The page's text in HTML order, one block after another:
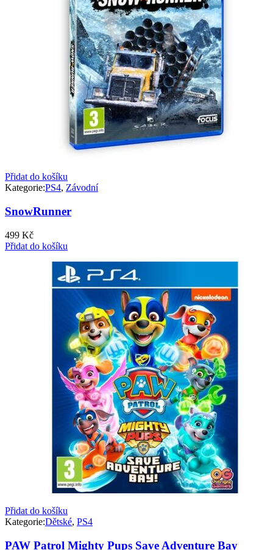
Přidat do košíku
Kategorie:PS4, Závodní
SnowRunner
499 Kč
Přidat do košíku
Přidat do košíku
Kategorie:Dětské, PS4
PAW Patrol Mighty Pups Save Adventure Bay